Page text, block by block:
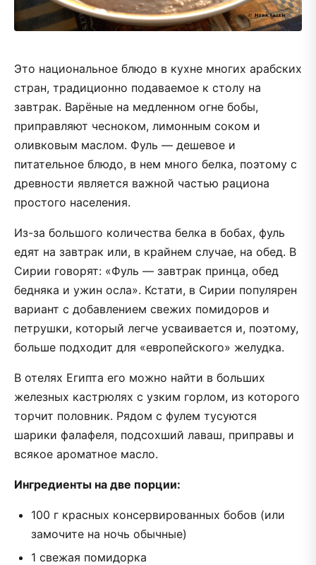
Это национальное блюдо в кухне многих арабских
стран, традиционно подаваемое к столу на
завтрак. Варёные на медленном огне бобы,
приправляют чесноком, лимонным соком и
оливковым маслом. Фуль — дешевое и
питательное блюдо, в нем много белка, поэтому с
древности является важной частью рациона
простого населения.
Из-за большого количества белка в бобах, фуль
едят на завтрак или, в крайнем случае, на обед. В
Сирии говорят: «Фуль — завтрак принца, обед
бедняка и ужин осла». Кстати, в Сирии популярен
вариант с добавлением свежих помидоров и
петрушки, который легче усваивается и, поэтому,
больше подходит для «европейского» желудка.
В отелях Египта его можно найти в больших
железных кастрюлях с узким горлом, из которого
торчит половник. Рядом с фулем тусуются
шарики фалафеля, подсохший лаваш, приправы и
всякое ароматное масло.
Ингредиенты на две порции:
100 г красных консервированных бобов (или
замочите на ночь обычные)
1 свежая помидорка